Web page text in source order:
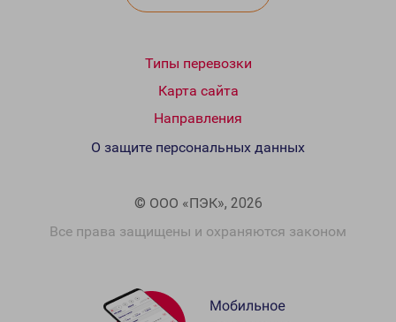
Типы перевозки
Карта сайта
Направления
© ООО «ПЭК», 2026
Все права защищены и охраняются законом
О защите персональных данных